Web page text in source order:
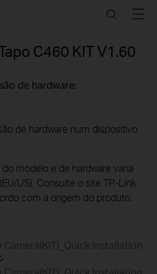
SearchMenu
C460 KITV1.60
de hardware:
de hardware num dispositivo
do modelo e de hardware varia
US). Consulte o site TP-Link
com a origem do produto.
Installation